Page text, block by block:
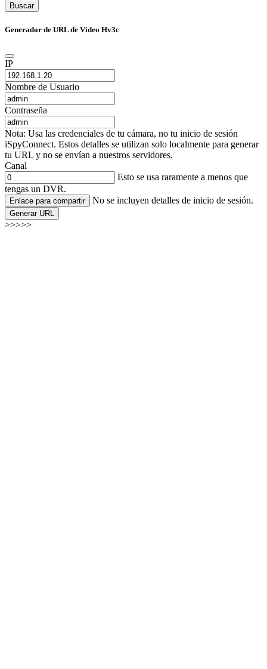
Buscar
Generador de URL de Video Hv3c
IP
Nombre de Usuario
Contraseña
Nota: Usa las credenciales de tu cámara, no tu inicio de sesión
iSpyConnect. Estos detalles se utilizan solo localmente para generar
tu URL y no se envían a nuestros servidores.
Canal
Esto se usa raramente a menos que
tengas un DVR.
Enlace para compartir No se incluyen detalles de inicio de sesión.
Generar URL
>>>>>